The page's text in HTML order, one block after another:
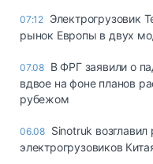
07:12 Электрогрузовик
рынок Европы в двух
07.08 В ФРГ заявили о
вдвое на фоне планов
рубежом
06.08 Sinotruk
электрогрузовиков